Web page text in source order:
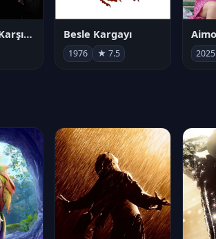
Takip 3: Son Karşılaşma Besle Kargayı
1976 ★ 7.5 2025